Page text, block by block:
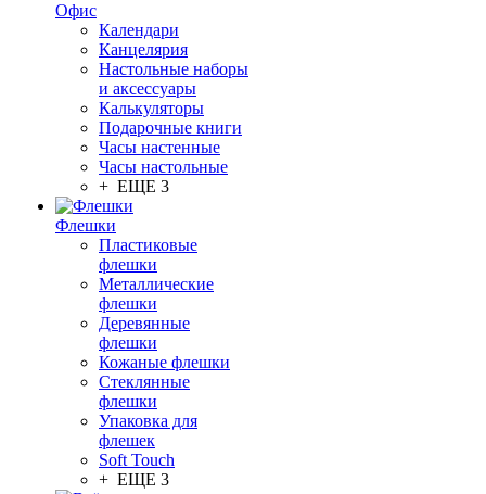
Офис
Календари
Канцелярия
Настольные наборы
и аксессуары
Калькуляторы
Подарочные книги
Часы настенные
Часы настольные
+ ЕЩЕ 3
Флешки
Пластиковые
флешки
Металлические
флешки
Деревянные
флешки
Кожаные флешки
Стеклянные
флешки
Упаковка для
флешек
Soft Touch
+ ЕЩЕ 3